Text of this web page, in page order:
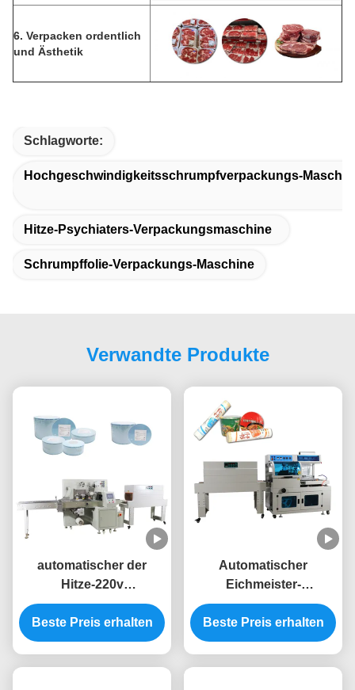
6. Verpacken ordentlich
und Ästhetik
Schlagworte:
Hochgeschwindigkeitsschrumpfverpackungs-
Hitze-Psychiaters-Verpackungsmaschine
Schrumpffolie-Verpackungs-Maschine
Verwandte Produkte
automatischer der
Hitze-220v
Schrumpftunnel-
Verpackmaschine
Schrumpfverpackungs-
Beste Preis erhalten
Automatischer
Eichmeister-
Verpackmaschine der
Schrumpffolie-
Verpackungs-
Beste Preis erhalten